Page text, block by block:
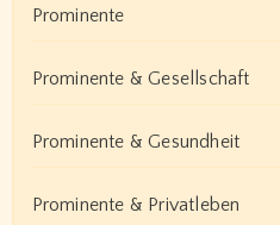
Prominente
Prominente & Gesellschaft
Prominente & Gesundheit
Prominente & Privatleben